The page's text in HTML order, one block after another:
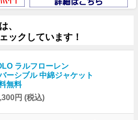
、
ックしています！
ラルフローレン
ーシブル 中綿ジャケット
無料
円 (税込)